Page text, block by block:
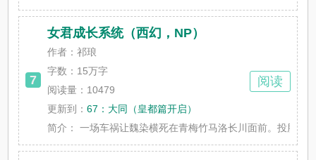
7
女君成长系统（西幻，NP）
作者：祁琅
字数： 15万字
阅读量：10479
更新到：67：大同（皇都篇开启）
简介：
一场车祸让魏染横死在青梅竹马洛长川面前。投胎转
阅读